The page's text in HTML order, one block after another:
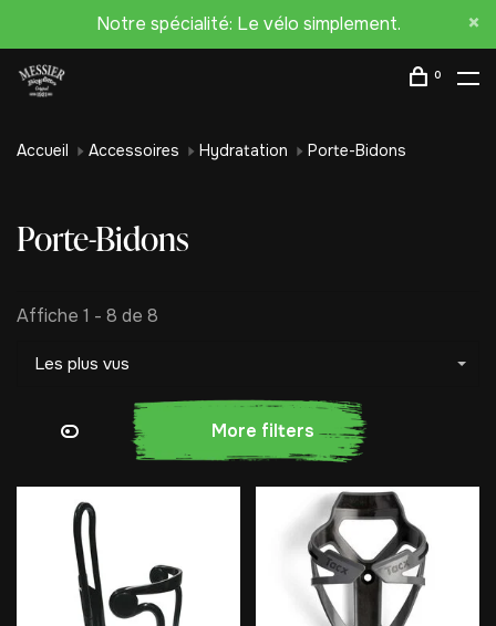
Notre spécialité: Le vélo simplement.
0
Accueil Accessoires Hydratation Porte-Bidons
Porte-Bidons
Affiche 1 - 8 de 8
Les plus vus
More filters